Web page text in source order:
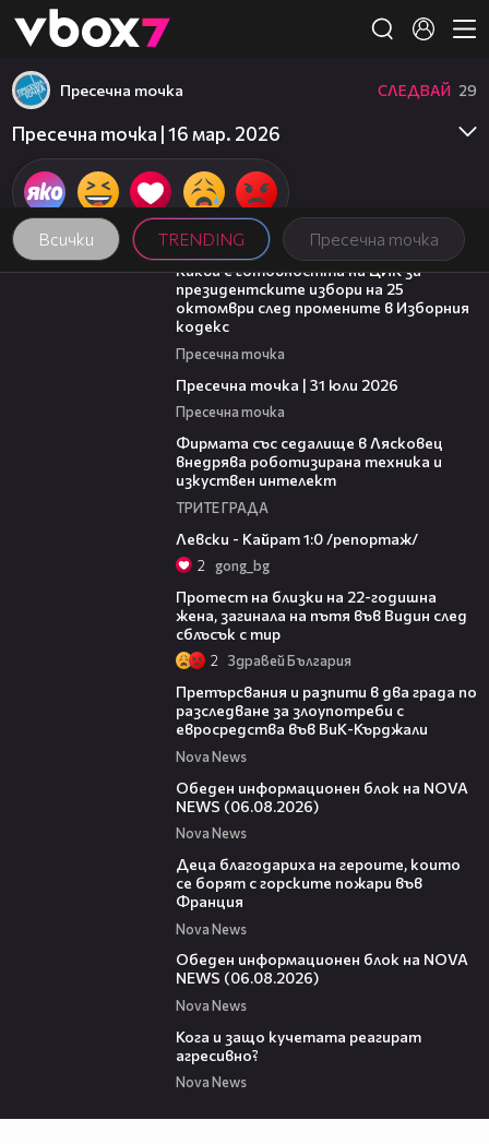
👾
Всички TRENDING Пресечна точка
Пресечна точка СЛЕДВАЙ 29
Пресечна точка | 16 мар. 2026
14:16
Каква е готовността на ЦИК за
президентските избори на 25
октомври след промените в Изборния
кодекс
Пресечна точка
Пресечна точка | 31 юли 2026
Пресечна точка
Фирмата със седалище в Лясковец
внедрява роботизирана техника и
изкуствен интелект
ТРИТЕ ГРАДА
Левски - Кайрат 1:0 /репортаж/
2 gong_bg
Протест на близки на 22-годишна
жена, загинала на пътя във Видин след
сблъсък с тир
2 Здравей България
Претърсвания и разпити в два града по
разследване за злоупотреби с
евросредства във ВиК-Кърджали
Nova News
Обеден информационен блок на NOVA
NEWS (06.08.2026)
Nova News
Деца благодариха на героите, които
се борят с горските пожари във
Франция
Nova News
Обеден информационен блок на NOVA
NEWS (06.08.2026)
Nova News
Кога и защо кучетата реагират
агресивно?
Nova News